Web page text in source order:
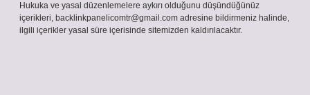
Hukuka ve yasal düzenlemelere aykırı olduğunu düşündüğünüz
içerikleri, backlinkpanelicomtr@gmail.com adresine bildirmeniz halinde,
ilgili içerikler yasal süre içerisinde sitemizden kaldırılacaktır.